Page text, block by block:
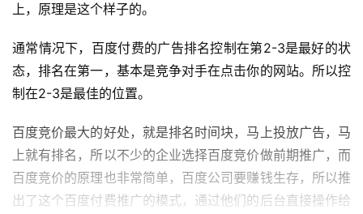
上，原理是这个样子的。
通常情况下，百度付费的广告排名控制在第2-3是最好的状
态，排名在第一，基本是竞争对手在点击你的网站。所以控
制在2-3是最佳的位置。
百度竞价最大的好处，就是排名时间块，马上投放广告，马
上就有排名，所以不少的企业选择百度竞价做前期推广，而
百度竞价的原理也非常简单，百度公司要赚钱生存，所以推
出了这个百度付费推广的模式，通过他们的后台直接操作给